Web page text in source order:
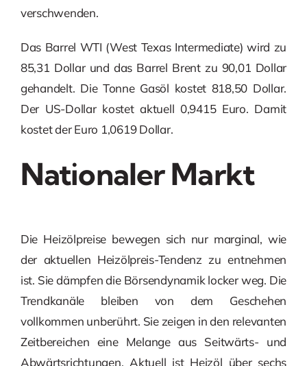
verschwenden.
Das Barrel WTI (West Texas Intermediate) wird zu
85,31 Dollar und das Barrel Brent zu 90,01 Dollar
gehandelt. Die Tonne Gasöl kostet 818,50 Dollar.
Der US-Dollar kostet aktuell 0,9415 Euro. Damit
kostet der Euro 1,0619 Dollar.
Nationaler Markt
Die Heizölpreise bewegen sich nur marginal, wie
der aktuellen Heizölpreis-Tendenz zu entnehmen
ist. Sie dämpfen die Börsendynamik locker weg. Die
Trendkanäle bleiben von dem Geschehen
vollkommen unberührt. Sie zeigen in den relevanten
Zeitbereichen eine Melange aus Seitwärts- und
Abwärtsrichtungen. Aktuell ist Heizöl über sechs